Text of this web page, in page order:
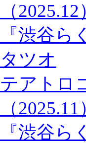
（2025.12
『渋谷
タツオ
テアトロ
（2025.11
『渋谷